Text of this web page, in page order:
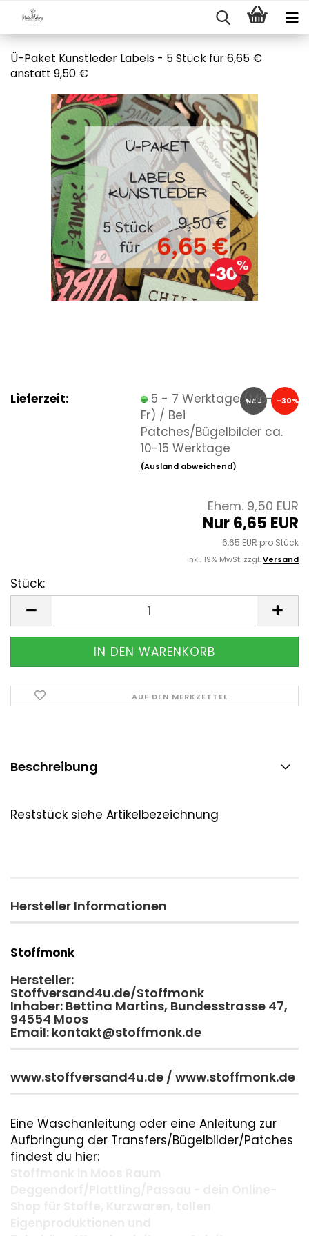
Ü-Paket Kunstleder Labels - 5 Stück für 6,65 €
anstatt 9,50 €
NEU -30%
Lieferzeit:
5 - 7 Werktage (Mo-
Fr) / Bei
Patches/Bügelbilder ca.
10-15 Werktage
(Ausland abweichend)
Ehem. 9,50 EUR
Nur 6,65 EUR
6,65 EUR pro Stück
inkl. 19% MwSt. zzgl.Versand
Stück:
AUF DEN MERKZETTEL
Beschreibung
Reststück siehe Artikelbezeichnung
Hersteller Informationen
Stoffmonk
Hersteller:
Stoffversand4u.de/Stoffmonk
Inhaber: Bettina Martins, Bundesstrasse 47,
94554 Moos
Email: kontakt@stoffmonk.de
www.stoffversand4u.de / www.stoffmonk.de
Eine Waschanleitung oder eine Anleitung zur
Aufbringung der Transfers/Bügelbilder/Patches
findest du hier: